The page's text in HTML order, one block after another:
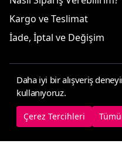
Kargo ve Teslimat
İade, İptal ve Değişim
© 2025
Çerez
Daha iyi bir alışveriş
kullanıyoruz.
Çerez Tercihleri